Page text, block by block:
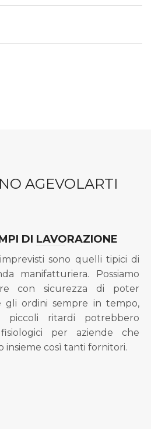
AGEVOLARTI
DI LAVORAZIONE
sono quelli tipici di
manifatturiera. Possiamo
con sicurezza di poter
gli ordini sempre in tempo,
piccoli ritardi potrebbero
per aziende che
insieme così tanti fornitori.